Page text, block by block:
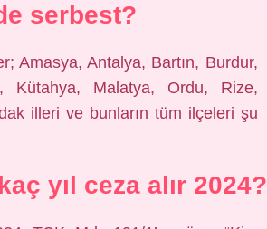
serbest?
Amasya, Antalya, Bartın, Burdur,
Kütahya, Malatya, Ordu, Rize,
illeri ve bunların tüm ilçeleri şu
yıl ceza alır 2024?